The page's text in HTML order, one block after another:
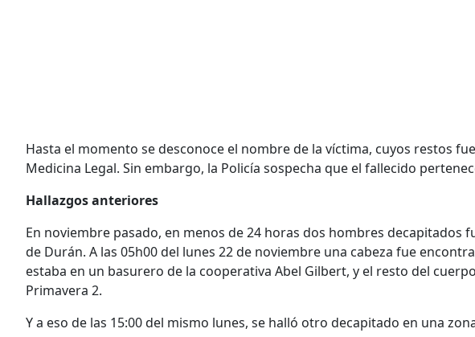
Hasta el momento se desconoce el nombre de la víctima, cuyos restos
Medicina Legal. Sin embargo, la Policía sospecha que el fallecido
Hallazgos anteriores
En noviembre pasado, en menos de 24 horas dos hombres decapitados
de Durán. A las 05h00 del lunes 22 de noviembre una cabeza fue
estaba en un basurero de la cooperativa Abel Gilbert, y el resto del
Primavera 2.
Y a eso de las 15:00 del mismo lunes, se halló otro decapitado en una